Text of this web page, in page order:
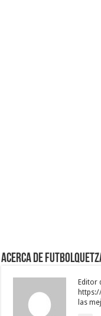
Acerca de
Editor
las